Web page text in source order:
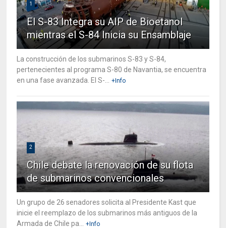
1
El S-83 Integra su AIP de Bioetanol
mientras el S-84 Inicia su Ensamblaje
La construcción de los submarinos S-83 y S-84,
pertenecientes al programa S-80 de Navantia, se encuentra
en una fase avanzada. El S-...
+Info
2
Chile debate la renovación de su flota
de submarinos convencionales
Un grupo de 26 senadores solicita al Presidente Kast que
inicie el reemplazo de los submarinos más antiguos de la
Armada de Chile pa...
+Info